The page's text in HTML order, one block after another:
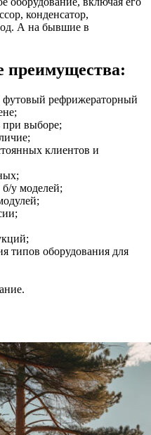
конденсатор,
А на бывшие в
футовый рефрижераторный
при выборе;
клиентов и
у моделей;
типов оборудования для